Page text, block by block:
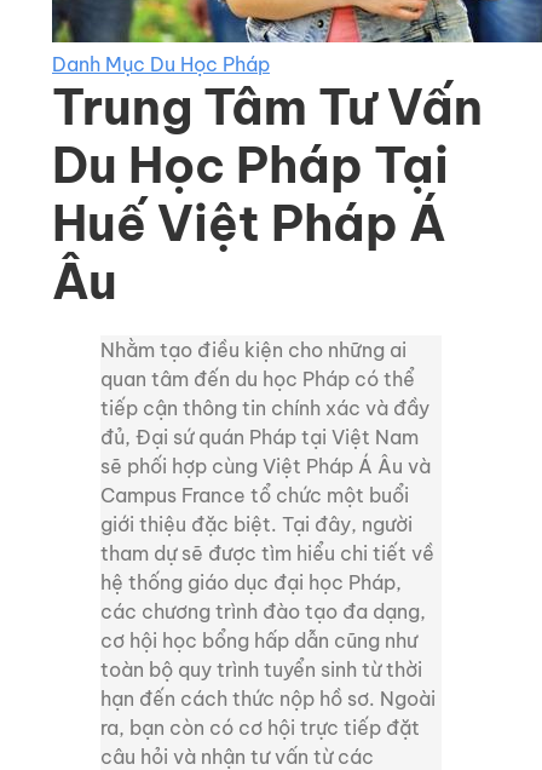
Danh Mục Du Học Pháp
Trung Tâm Tư Vấn
Du Học Pháp Tại
Huế Việt Pháp Á
Âu
Nhằm tạo điều kiện cho những ai
quan tâm đến du học Pháp có thể
tiếp cận thông tin chính xác và đầy
đủ, Đại sứ quán Pháp tại Việt Nam
sẽ phối hợp cùng Việt Pháp Á Âu và
Campus France tổ chức một buổi
giới thiệu đặc biệt. Tại đây, người
tham dự sẽ được tìm hiểu chi tiết về
hệ thống giáo dục đại học Pháp,
các chương trình đào tạo đa dạng,
cơ hội học bổng hấp dẫn cũng như
toàn bộ quy trình tuyển sinh từ thời
hạn đến cách thức nộp hồ sơ. Ngoài
ra, bạn còn có cơ hội trực tiếp đặt
câu hỏi và nhận tư vấn từ các